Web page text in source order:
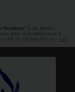
Perdizes " é de direito
links, é proibida sem a
184 do Código Penal –
Lei